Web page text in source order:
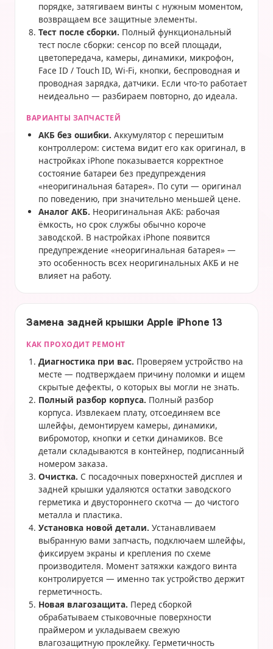
порядке, затягиваем винты с нужным моментом,
возвращаем все защитные элементы.
Тест после сборки. Полный функциональный
тест после сборки: сенсор по всей площади,
цветопередача, камеры, динамики, микрофон,
Face ID / Touch ID, Wi-Fi, кнопки, беспроводная и
проводная зарядка, датчики. Если что-то работает
неидеально — разбираем повторно, до идеала.
ВАРИАНТЫ ЗАПЧАСТЕЙ
АКБ без ошибки. Аккумулятор с перешитым
контроллером: система видит его как оригинал, в
настройках iPhone показывается корректное
состояние батареи без предупреждения
«неоригинальная батарея». По сути — оригинал
по поведению, при значительно меньшей цене.
Аналог АКБ. Неоригинальная АКБ: рабочая
ёмкость, но срок службы обычно короче
заводской. В настройках iPhone появится
предупреждение «неоригинальная батарея» —
это особенность всех неоригинальных АКБ и не
влияет на работу.
Замена задней крышки Apple iPhone 13
КАК ПРОХОДИТ РЕМОНТ
Диагностика при вас. Проверяем устройство на
месте — подтверждаем причину поломки и ищем
скрытые дефекты, о которых вы могли не знать.
Полный разбор корпуса. Полный разбор
корпуса. Извлекаем плату, отсоединяем все
шлейфы, демонтируем камеры, динамики,
вибромотор, кнопки и сетки динамиков. Все
детали складываются в контейнер, подписанный
номером заказа.
Очистка. С посадочных поверхностей дисплея и
задней крышки удаляются остатки заводского
герметика и двустороннего скотча — до чистого
металла и пластика.
Установка новой детали. Устанавливаем
выбранную вами запчасть, подключаем шлейфы,
фиксируем экраны и крепления по схеме
производителя. Момент затяжки каждого винта
контролируется — именно так устройство держит
герметичность.
Новая влагозащита. Перед сборкой
обрабатываем стыковочные поверхности
праймером и укладываем свежую
влагозащитную проклейку. Герметичность